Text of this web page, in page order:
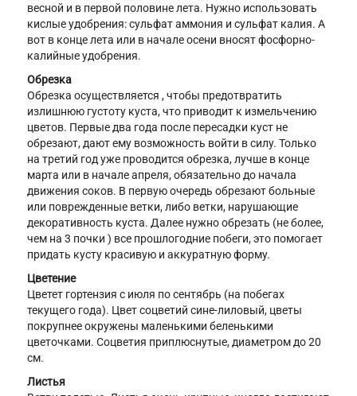
весной и в первой половине лета. Нужно использовать
кислые удобрения: сульфат аммония и сульфат калия. А
вот в конце лета или в начале осени вносят фосфорно-
калийные удобрения.
Обрезка
Обрезка осуществляется , чтобы предотвратить
излишнюю густоту куста, что приводит к измельчению
цветов. Первые два года после пересадки куст не
обрезают, дают ему возможность войти в силу. Только
на третий год уже проводится обрезка, лучше в конце
марта или в начале апреля, обязательно до начала
движения соков. В первую очередь обрезают больные
или поврежденные ветки, либо ветки, нарушающие
декоративность куста. Далее нужно обрезать (не более,
чем на 3 почки ) все прошлогодние побеги, это помогает
придать кусту красивую и аккуратную форму.
Цветение
Цветет гортензия с июля по сентябрь (на побегах
текущего года). Цвет соцветий сине-лиловый, цветы
покрупнее окружены маленькими беленькими
цветочками. Соцветия приплюснутые, диаметром до 20
см.
Листья